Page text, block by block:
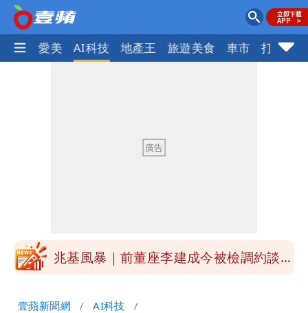
愛美 AI科技 地產王 旅遊美食 車市 打詐
勝：時間久看出睿智
中國賣家被踢爆在網購平台「租人頭」
她親發聲回應了
兆基風暴｜前董座李建成今被檢調約談
壹蘋新聞網 AI科技